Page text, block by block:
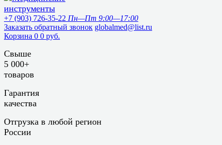
+7 (903) 726-35-22 Пн—Пт 9:00—17:00
Заказать обратный звонок globalmed@list.ru
Корзина 0 0 руб.
Свыше
5 000+
товаров
Гарантия
качества
Отгрузка в любой регион
России